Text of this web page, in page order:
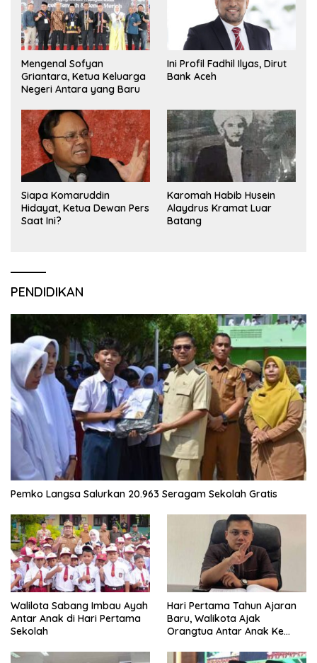
Mengenal Sofyan
Griantara, Ketua Keluarga
Negeri Antara yang Baru
Ini Profil Fadhil Ilyas, Dirut
Bank Aceh
Siapa Komaruddin
Hidayat, Ketua Dewan Pers
Saat Ini?
Karomah Habib Husein
Alaydrus Kramat Luar
Batang
PENDIDIKAN
Pemko Langsa Salurkan 20.963 Seragam Sekolah Gratis
Walilota Sabang Imbau Ayah
Antar Anak di Hari Pertama
Sekolah
Hari Pertama Tahun Ajaran
Baru, Walikota Ajak
Orangtua Antar Anak Ke